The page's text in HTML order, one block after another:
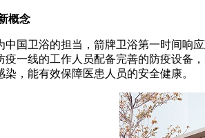
概念
卫浴的担当，箭牌卫浴第一时间响
疫一线的工作人员配备完善的防疫设备
，能有效保障医患人员的安全健康。